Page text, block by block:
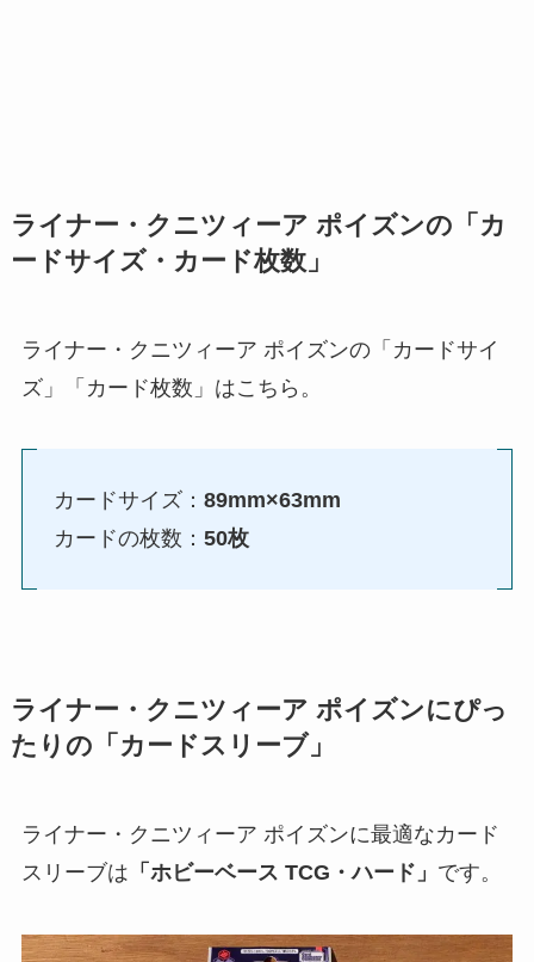
ライナー・クニツィーア ポイズンの「カ
ードサイズ・カード枚数」
ライナー・クニツィーア ポイズンの「カードサイ
ズ」「カード枚数」はこちら。
カードサイズ： 89mm×63mm
カードの枚数： 50枚
ライナー・クニツィーア ポイズンにぴっ
たりの「カードスリーブ」
ライナー・クニツィーア ポイズンに最適なカード
スリーブは 「ホビーベース TCG・ハード」 です。